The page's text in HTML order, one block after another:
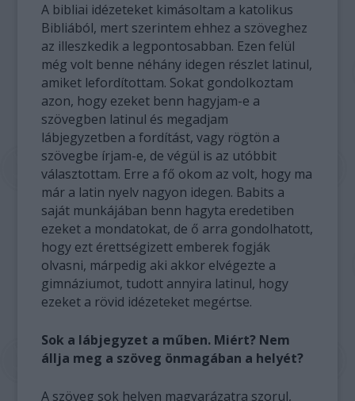
A bibliai idézeteket kimásoltam a katolikus
Bibliából, mert szerintem ehhez a szöveghez
az illeszkedik a legpontosabban. Ezen felül
még volt benne néhány idegen részlet latinul,
amiket lefordítottam. Sokat gondolkoztam
azon, hogy ezeket benn hagyjam-e a
szövegben latinul és megadjam
lábjegyzetben a fordítást, vagy rögtön a
szövegbe írjam-e, de végül is az utóbbit
választottam. Erre a fő okom az volt, hogy ma
már a latin nyelv nagyon idegen. Babits a
saját munkájában benn hagyta eredetiben
ezeket a mondatokat, de ő arra gondolhatott,
hogy ezt érettségizett emberek fogják
olvasni, márpedig aki akkor elvégezte a
gimnáziumot, tudott annyira latinul, hogy
ezeket a rövid idézeteket megértse.
Sok a lábjegyzet a műben. Miért? Nem
állja meg a szöveg önmagában a helyét?
A szöveg sok helyen magyarázatra szorul,